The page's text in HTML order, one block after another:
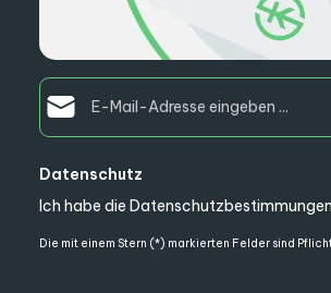
E-Mail-Adresse*
Datenschutz
Ich habe die Datenschutzbestimmungen
Die mit einem Stern (*) markierten Felder sind